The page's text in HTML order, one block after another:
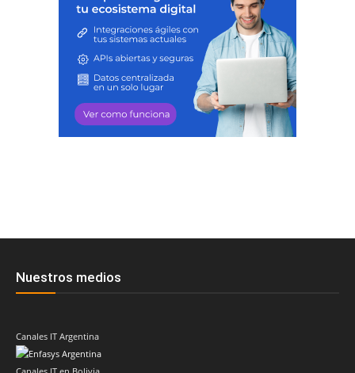
Nuestros medios
Canales IT Argentina